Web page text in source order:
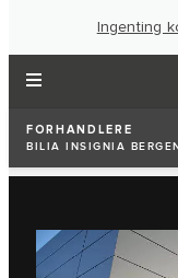
Ingenting
FORHANDLERE
BILIA INSIGNIA